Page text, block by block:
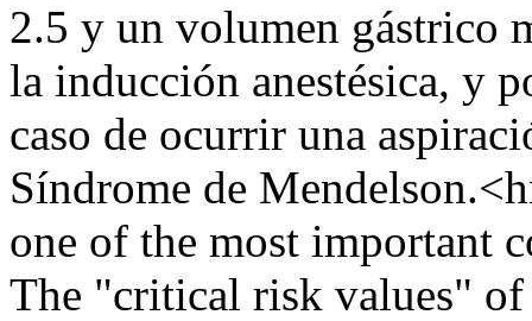
2.5 y un volumen gástrico
la inducción anestésica, y
caso de ocurrir una
Síndrome de
one of the most important
The "critical risk values" of